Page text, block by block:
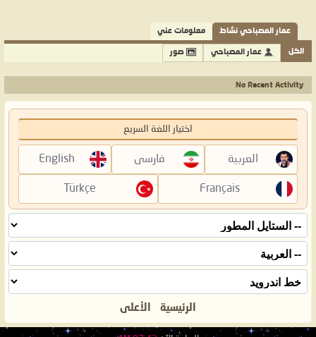
عمار المصباحي نشاط معلومات عني
الكل عمار المصباحي صور
No Recent Activity
اختيار اللغة السريع
العربية فارسی English
Français
Türkçe
الرئيسية الأعلى